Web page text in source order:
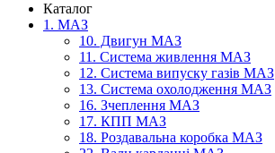
Каталог
1. МАЗ
10. Двигун МАЗ
11. Система живлення МАЗ
12. Система випуску газів МАЗ
13. Система охолодження МАЗ
16. Зчеплення МАЗ
17. КПП МАЗ
18. Роздавальна коробка МАЗ